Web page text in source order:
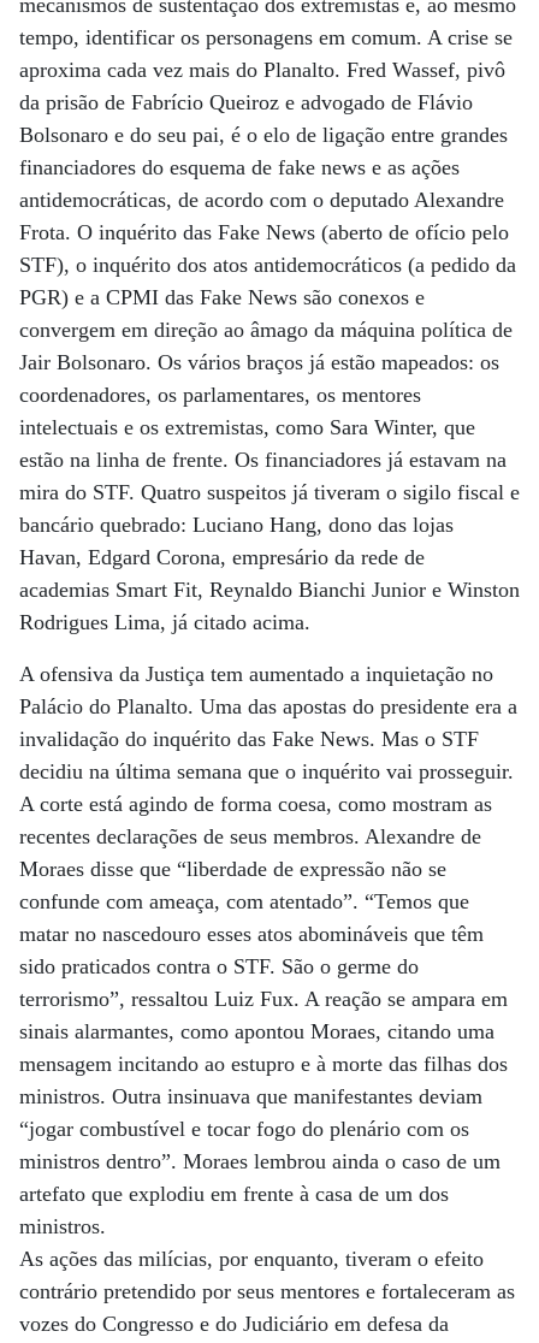
mecanismos de sustentação dos extremistas e, ao mesmo
tempo, identificar os personagens em comum. A crise se
aproxima cada vez mais do Planalto. Fred Wassef, pivô
da prisão de Fabrício Queiroz e advogado de Flávio
Bolsonaro e do seu pai, é o elo de ligação entre grandes
financiadores do esquema de fake news e as ações
antidemocráticas, de acordo com o deputado Alexandre
Frota. O inquérito das Fake News (aberto de ofício pelo
STF), o inquérito dos atos antidemocráticos (a pedido da
PGR) e a CPMI das Fake News são conexos e
convergem em direção ao âmago da máquina política de
Jair Bolsonaro. Os vários braços já estão mapeados: os
coordenadores, os parlamentares, os mentores
intelectuais e os extremistas, como Sara Winter, que
estão na linha de frente. Os financiadores já estavam na
mira do STF. Quatro suspeitos já tiveram o sigilo fiscal e
bancário quebrado: Luciano Hang, dono das lojas
Havan, Edgard Corona, empresário da rede de
academias Smart Fit, Reynaldo Bianchi Junior e Winston
Rodrigues Lima, já citado acima.
A ofensiva da Justiça tem aumentado a inquietação no
Palácio do Planalto. Uma das apostas do presidente era a
invalidação do inquérito das Fake News. Mas o STF
decidiu na última semana que o inquérito vai prosseguir.
A corte está agindo de forma coesa, como mostram as
recentes declarações de seus membros. Alexandre de
Moraes disse que “liberdade de expressão não se
confunde com ameaça, com atentado”. “Temos que
matar no nascedouro esses atos abomináveis que têm
sido praticados contra o STF. São o germe do
terrorismo”, ressaltou Luiz Fux. A reação se ampara em
sinais alarmantes, como apontou Moraes, citando uma
mensagem incitando ao estupro e à morte das filhas dos
ministros. Outra insinuava que manifestantes deviam
“jogar combustível e tocar fogo do plenário com os
ministros dentro”. Moraes lembrou ainda o caso de um
artefato que explodiu em frente à casa de um dos
ministros.
As ações das milícias, por enquanto, tiveram o efeito
contrário pretendido por seus mentores e fortaleceram as
vozes do Congresso e do Judiciário em defesa da